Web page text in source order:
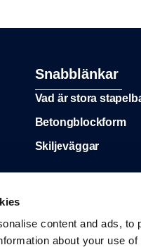
content and ads,
about your use
Snabblänkar
Vad är stora
Betongblockform
Skiljeväggar